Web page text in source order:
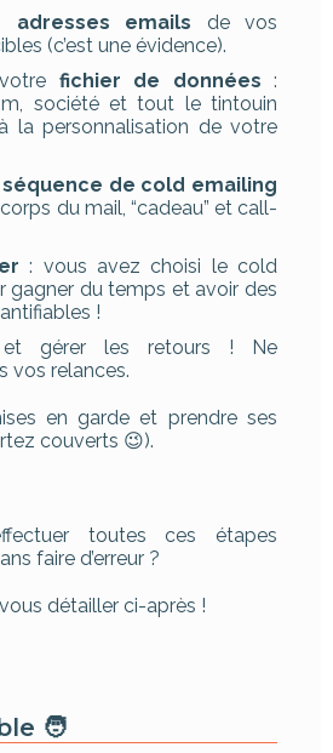
adresses emails de vos
(c’est une évidence).
fichier de données :
société et tout le tintouin
la personnalisation de votre
séquence de cold emailing
du mail, “cadeau” et call-
: vous avez choisi le cold
gagner du temps et avoir des
!
gérer les retours ! Ne
vos relances.
en garde et prendre ses
couverts 😉).
toutes ces étapes
faire d’erreur ?
détailler ci-après !
🧑